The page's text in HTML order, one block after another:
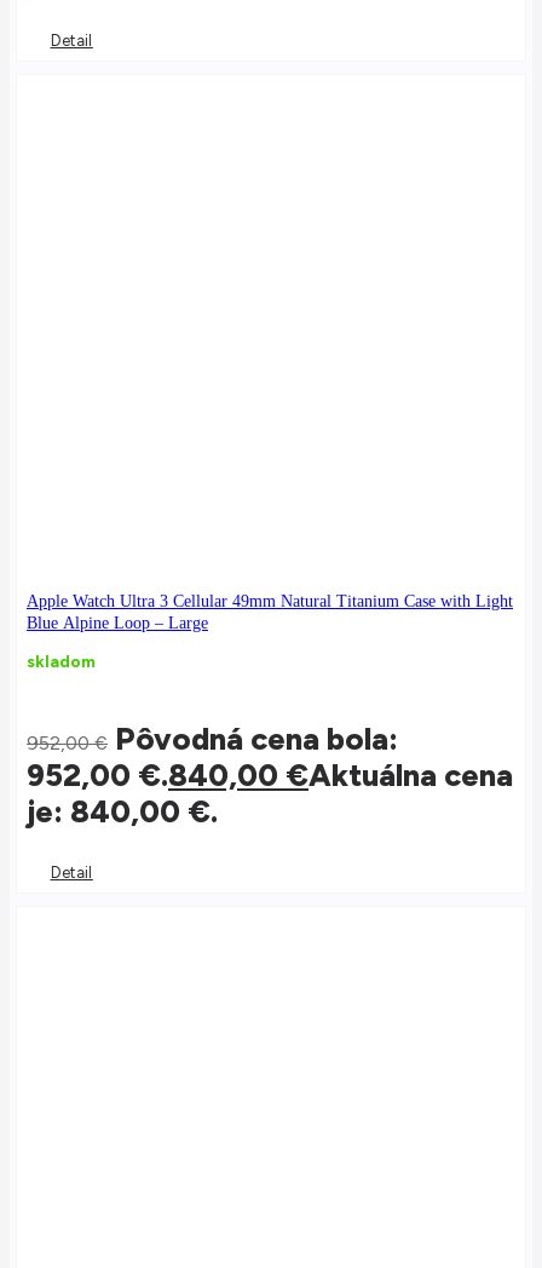
Detail
Apple Watch Ultra 3 Cellular 49mm Natural Titanium Case with Light
Blue Alpine Loop – Large
skladom
952,00€ Pôvodná cena bola:
952,00 €.840,00 €Aktuálna cena
je: 840,00 €.
Detail